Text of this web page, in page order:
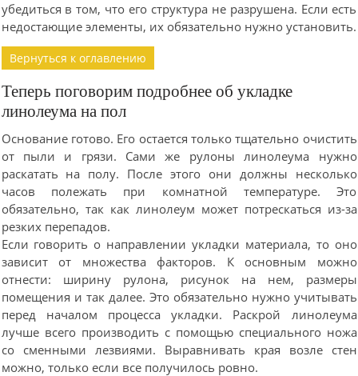
убедиться в том, что его структура не разрушена. Если есть
недостающие элементы, их обязательно нужно установить.
Вернуться к оглавлению
Теперь поговорим подробнее об укладке
линолеума на пол
Основание готово. Его остается только тщательно очистить
от пыли и грязи. Сами же рулоны линолеума нужно
раскатать на полу. После этого они должны несколько
часов полежать при комнатной температуре. Это
обязательно, так как линолеум может потрескаться из-за
резких перепадов.
Если говорить о направлении укладки материала, то оно
зависит от множества факторов. К основным можно
отнести: ширину рулона, рисунок на нем, размеры
помещения и так далее. Это обязательно нужно учитывать
перед началом процесса укладки. Раскрой линолеума
лучше всего производить с помощью специального ножа
со сменными лезвиями. Выравнивать края возле стен
можно, только если все получилось ровно.